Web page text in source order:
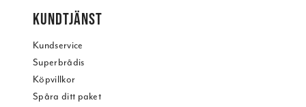
KUNDTJÄNST
Kundservice
Superbrådis
Köpvillkor
Spåra ditt paket